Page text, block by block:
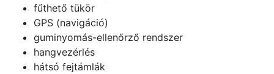
fűthető tükör
GPS (navigáció)
guminyomás-ellenőrző rendszer
hangvezérlés
hátsó fejtámlák